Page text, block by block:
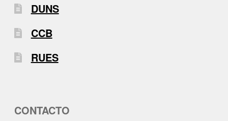
DUNS
CCB
RUES
CONTACTO